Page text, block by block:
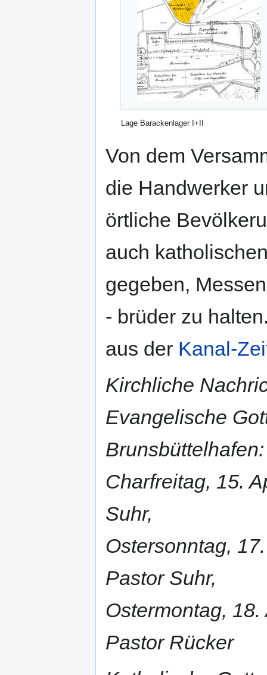
Lage Barackenlager I+II
Von dem
die Handwerker
örtliche
auch
gegeben,
- brüder zu
aus der Kanal-
Kirchliche
Evangelische
Brunsbüttelhafen:
Charfreitag, 15.
Suhr,
Ostersonntag,
Pastor Suhr,
Ostermontag,
Pastor Rücker